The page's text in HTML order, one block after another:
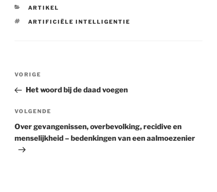
CATEGORIEËN
ARTIKEL
TAGS
ARTIFICIËLE INTELLIGENTIE
Berichtnavigatie
Vorig
bericht
VORIGE
Het woord bij de daad voegen
Volgend
bericht
VOLGENDE
Over gevangenissen, overbevolking, recidive en
menselijkheid – bedenkingen van een aalmoezenier